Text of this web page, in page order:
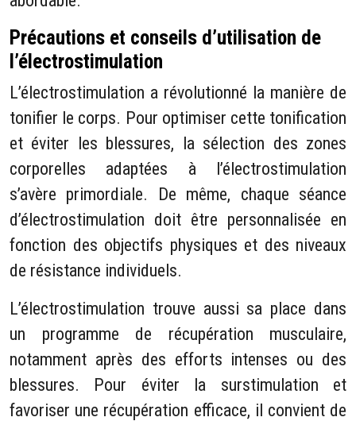
Précautions et conseils d’utilisation de
l’électrostimulation
L’électrostimulation a révolutionné la manière de
tonifier le corps. Pour optimiser cette tonification
et éviter les blessures, la sélection des zones
corporelles adaptées à l’électrostimulation
s’avère primordiale. De même, chaque séance
d’électrostimulation doit être personnalisée en
fonction des objectifs physiques et des niveaux
de résistance individuels.
L’électrostimulation trouve aussi sa place dans
un programme de récupération musculaire,
notamment après des efforts intenses ou des
blessures. Pour éviter la surstimulation et
favoriser une récupération efficace, il convient de